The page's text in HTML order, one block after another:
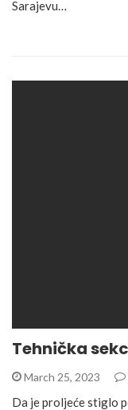
Sarajevu…
Tehnička
March 25, 2023
Da je proljeće stiglo